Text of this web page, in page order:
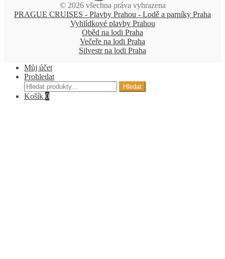
© 2026 všechna práva vyhrazena
PRAGUE CRUISES - Plavby Prahou - Lodě a parníky Praha
Vyhlídkové plavby Prahou
Oběd na lodi Praha
Večeře na lodi Praha
Silvestr na lodi Praha
Můj účet
Prohledat
Hledat:
Hledat
Košík 0